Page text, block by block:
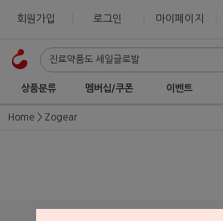
회원가입 로그인 마이페이지
상품분류 멤버십/쿠폰 이벤트
Home Zogear